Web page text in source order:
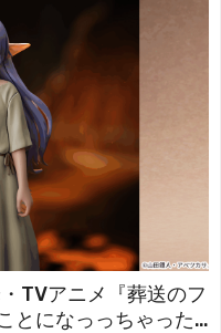
TVアニメ『葬送のフ
とになっっちゃった